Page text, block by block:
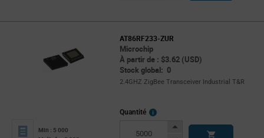
AT86RF233-ZUR
Microchip
À partir de : $3.62 (USD)
Stock global: 0
2.4GHZ ZigBee Transceiver Industrial T&R
Min : 5 000
Quantité
More
Increase